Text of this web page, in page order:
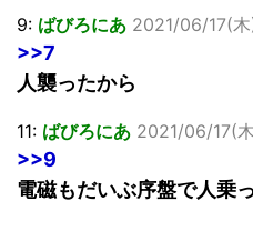
9: ばびろにあ 2021/06/17(
>>7
人襲ったから
11: ばびろにあ 2021/06/17(
>>9
電磁もだいぶ序盤で人乗